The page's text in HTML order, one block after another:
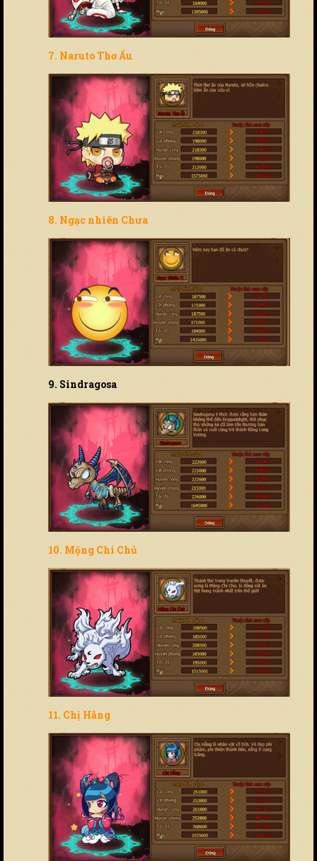
7. Naruto Thơ Ấu
8. Ngạc nhiên Chưa
9. Sindragosa
10. Mộng Chi Chủ
11. Chị Hằng